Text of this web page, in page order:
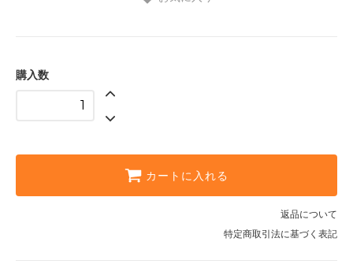
購入数
カートに入れる
返品について
特定商取引法に基づく表記